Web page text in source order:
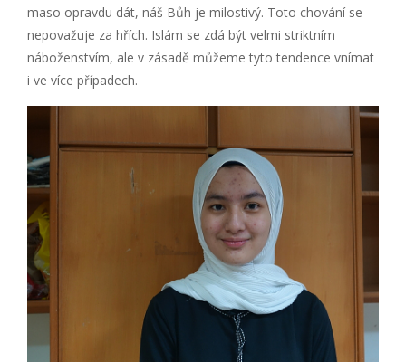
maso opravdu dát, náš Bůh je milostivý. Toto chování se
nepovažuje za hřích. Islám se zdá být velmi striktním
náboženstvím, ale v zásadě můžeme tyto tendence vnímat
i ve více případech.